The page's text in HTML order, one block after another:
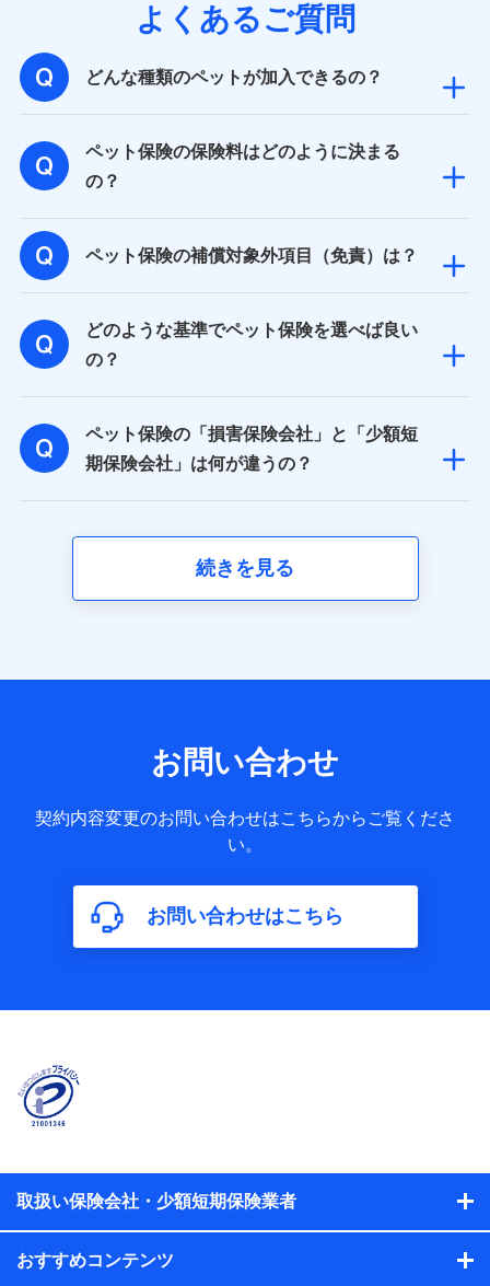
当社は利用目的の達成に必要な範囲内において個人情報
の取り扱いの全部または一部を委託する場合がありま
す。
当社は株式会社NTTドコモとの間で、以下のとおり個
人データを共同利用します。
【共同して利用される利用データの項目】
当社又は株式会社NTTドコモがサービス提供等を通じて
基本情報
氏名、電話番号、メールアドレス、お客さまの識別子、属
性、連絡先、dポイントサービスのご利用に関する情報。例
として、dポイントカード番号、性別、年齢、家族構成、住
利用情報
当社又は株式会社NTTドコモが提供する各種サービスなどの
ご契約・ご利用などに関する情報。例として、当社又は株式
会社NTTドコモが提供する各種サービスのご契約状態・ご利
ーション利用時の行動に関する情報、購入されたサービスや
商品の名称・購入場所・決済に関する情報、アンケートの回
答に関する情報などが含まれます。
保険関連サービス情報
た情報（氏名、住所、生年月日、性別、保険契約者と被保険
の構造や築年数などの情報、ペットの種類や年齢など）及び
お客様との応対記録 （お客様に提示した比較見積の試算結
歴の情報及び保険の更改案内等を提供した際のメール内容や
送信履歴などの情報）が含まれます。
約に関する情報。例として、保険契約者及び被保険者の氏
名、住所、生年月日、性別、保険契約者と被保険者の関係、
保険加入の目的、保険商品の内容、保険料、保険料のお支払
方法、車のメーカーや走行距離などの情報、建物の構造や築
当社
株式会社NTTドコモ
【利用する者の利用目的】
おけるユーザ登録受付および管理のため
当社又は株式会社NTTドコモと取引のあるもしくは委託を受
けている保険会社・提携会社の保険その他に関する情報を提
供するため、また維持管理等の委託業務遂行のため、またそ
れらに付帯、関連する当社、株式会社NTTドコモおよび提携
会社のサービスを案内、提供するため
よくあるご質問
どんな種類のペットが加入できるの？
ペット保険の保険料はどのように決まる
の？
ペット保険の補償対象外項目（免責）は？
どのような基準でペット保険を選べば良い
の？
ペット保険の「損害保険会社」と「少額短
期保険会社」は何が違うの？
続きを見る
お問い合わせ
契約内容変更のお問い合わせはこちらからご覧くださ
い。
お問い合わせはこちら
取扱い保険会社・少額短期保険業者
おすすめコンテンツ